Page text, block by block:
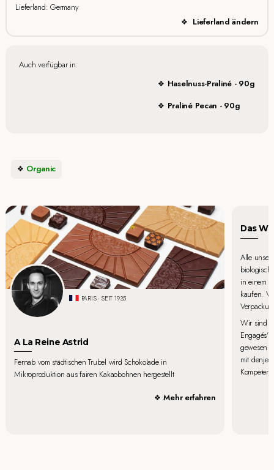
Lieferland: Germany
Lieferland ändern
Auch verfügbar in:
Haselnuss-Praliné - 90g
Praliné Pecan - 90g
Organic
PARIS - SEIT 1935
A La Reine Astrid
Fernab vom städtischen Trubel wird Schokolade in
Mikroproduktion aus fairen Kakaobohnen hergestellt
Mehr erfahren
Das
Alle
in einem
kaufen.
Wir sind
Engagés"
gewesen
mit